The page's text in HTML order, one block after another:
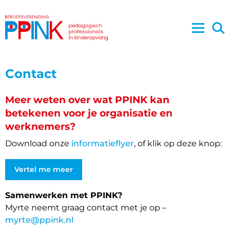
Contact
Meer weten over wat PPINK kan
betekenen voor je organisatie en
werknemers?
Download onze informatieflyer, of klik op deze knop:
Vertel me meer
Samenwerken met PPINK?
Myrte neemt graag contact met je op –
myrte@ppink.nl